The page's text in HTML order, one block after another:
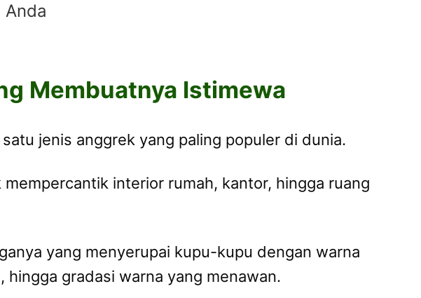
Membuatnya Istimewa
jenis anggrek yang paling populer di dunia.
interior rumah, kantor, hingga ruang
yang menyerupai kupu-kupu dengan warna
gradasi warna yang menawan.